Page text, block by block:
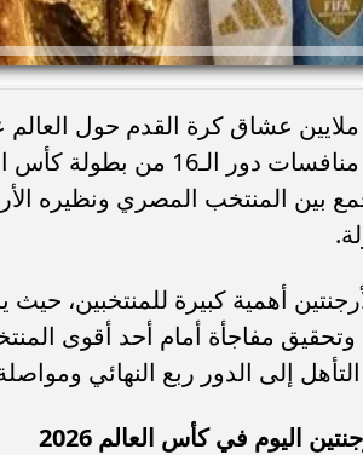
عشاق كرة القدم حول
بين المنتخب المصري ونظيره
أهمية كبيرة للمنتخبين،
مفاجأة أمام أحد أقوى
التأهل إلى الدور ربع النهائي
اليوم في كأس العالم 2026
عمر مرموش وداروين نونيز وسورلوث